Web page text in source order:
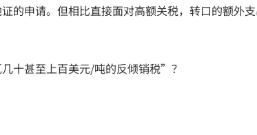
的申请。但相比直接面对高额关税，转口的额外
十甚至上百美元/吨的反倾销税”？